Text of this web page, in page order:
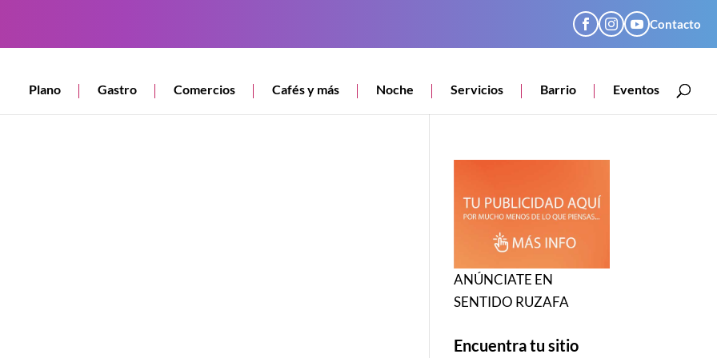
Contacto
Plano Gastro Comercios Cafés y más Noche Servicios Barrio Eventos
ANÚNCIATE EN
SENTIDO RUZAFA
Encuentra tu sitio